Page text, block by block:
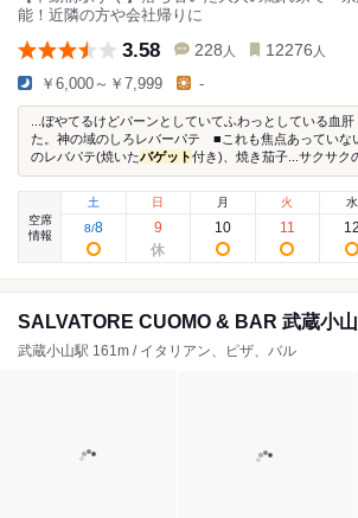
能！近隣の方や会社帰りに
3.58 228 人 12276 人
￥6,000～￥7,999 -
...ぼやてるけどパーンとしていてふわっとしている血
た。神の域のしろレバーパテ ■これも焦点あっていな
のレバパテ(焼いたバゲット付き)、焼き茄子...サクサク
空席
情報
土
8/8
日
9
月
10
火
11
水
12
SALVATORE CUOMO & BAR 武蔵小山
武蔵小山駅 161m / イタリアン、ピザ、バル